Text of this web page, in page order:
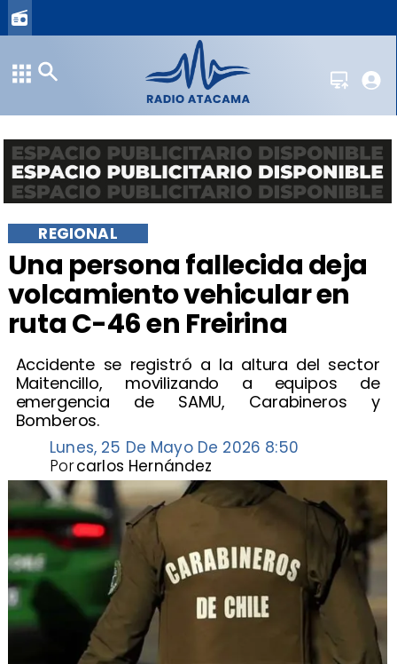
Una persona fallecida deja
volcamiento vehicular en
ruta C-46 en Freirina
Accidente se registró a la altura del sector
Maitencillo, movilizando a equipos de
emergencia de SAMU, Carabineros y
Bomberos.
REGIONAL
Lunes, 25 De Mayo De 2026 8:50
carlos Hernández
Por